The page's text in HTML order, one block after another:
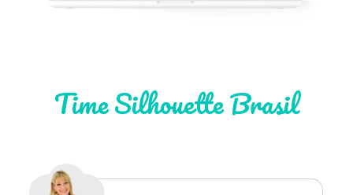
Time Silhouette Brasil
Thiara Ney